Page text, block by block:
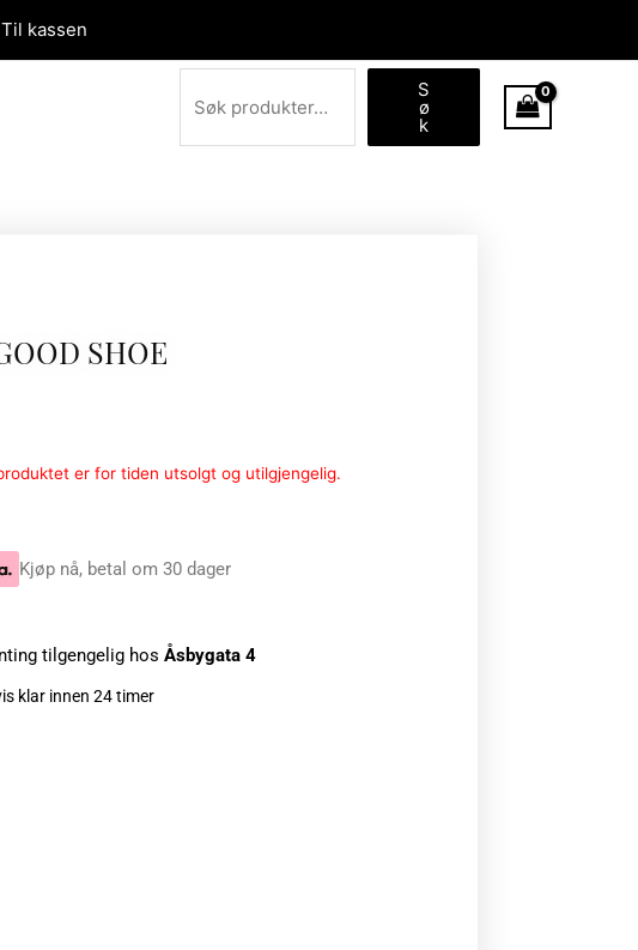
Til kassen
Søk
S
ø
k
SHOE
er for tiden utsolgt og utilgjengelig.
Kjøp nå, betal om 30 dager
tilgengelig hos Åsbygata 4
klar innen 24 timer